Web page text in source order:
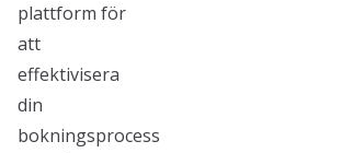
plattform för
att
effektivisera
din
bokningsprocess